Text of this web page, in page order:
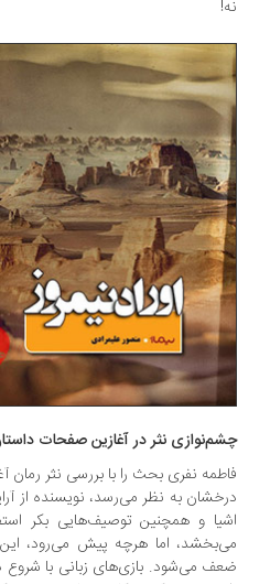
نثر در آغازین صفحات داستان
نفری بحث را با بررسی نثر رمان آغاز
به نظر می‌رسد، نویسنده از آرایه
و همچنین توصیف‌هایی بکر استفاده
اما هرچه پیش می‌رود، این نقطه
می‌شود. بازی‌های زبانی با شروع